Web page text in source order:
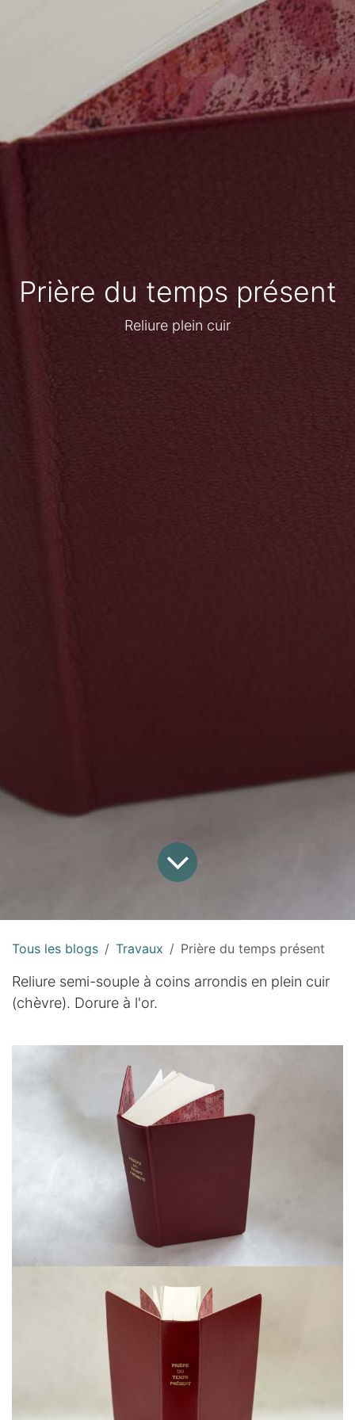
Prière du temps présent
Reliure plein cuir
Tous les blogs Travaux Prière du temps présent
Reliure semi-souple à coins arrondis en plein cuir
(chèvre). Dorure à l'or.